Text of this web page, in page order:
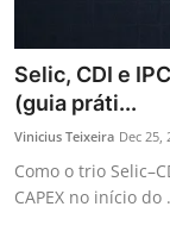
Selic, CDI e
(guia práti...
Vinicius Teixeira Dec 25,
Como o trio
CAPEX no início do